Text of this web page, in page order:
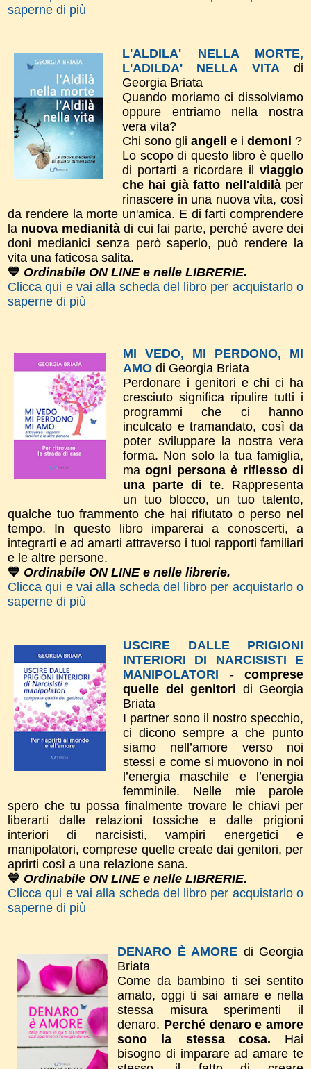
saperne di più
L'ALDILA' NELLA MORTE,
L'ADILDA' NELLA VITA di
Georgia Briata
Quando moriamo ci dissolviamo
oppure entriamo nella nostra
vera vita?
Chi sono gli angeli e i demoni ?
Lo scopo di questo libro è quello
di portarti a ricordare il viaggio
che hai già fatto nell'aldilà per
rinascere in una nuova vita, così
da rendere la morte un'amica. E di farti comprendere
la nuova medianitàdi cui fai parte, perché avere dei
doni medianici senza però saperlo, può rendere la
vita una faticosa salita.
💙 Ordinabile ON LINE e nelle LIBRERIE.
Clicca qui e vai alla scheda del libro per acquistarlo o
saperne di più
MI VEDO, MI PERDONO, MI
AMO di Georgia Briata
Perdonare i genitori e chi ci ha
cresciuto significa ripulire tutti i
programmi che ci hanno
inculcato e tramandato, così da
poter sviluppare la nostra vera
forma. Non solo la tuafamiglia,
maogni persona è riflesso di
una parte di te. Rappresenta
un tuo blocco, un tuo talento,
qualche tuo frammento che hai rifiutato o perso nel
tempo.
In questo libro imparerai a conoscerti, a
integrarti e ad amarti attraverso i tuoi rapporti familiari
e le altre persone.
💙 Ordinabile ON LINE e nelle librerie.
Clicca qui e vai alla scheda del libro per acquistarlo o
saperne di più
USCIRE DALLE PRIGIONI
INTERIORI DI NARCISISTI E
MANIPOLATORI
- comprese
quelle dei genitori di Georgia
Briata
I partner sono il nostro specchio,
ci dicono sempre a che punto
siamo nell’amore verso noi
stessi e come si muovono in noi
l’energia maschile e l’energia
femminile. Nelle mie parole
spero che tu possa finalmente trovare le chiavi per
liberarti dalle relazioni tossiche e dalle prigioni
interiori di narcisisti, vampiri energetici e
manipolatori, comprese quelle create dai genitori, per
aprirti così a una relazione sana.
💙 Ordinabile ON LINE e nelle LIBRERIE.
Clicca qui e vai alla scheda del libro per acquistarlo o
saperne di più
DENARO È AMORE di Georgia
Briata
Come da bambino ti sei sentito
amato, oggi ti sai amare e nella
stessa misura sperimenti il
denaro. Perché denaro e amore
sono la stessa cosa. Hai
bisogno di imparare ad amare te